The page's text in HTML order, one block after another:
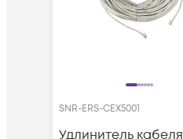
SNR-ERS-CEX5001
Удлинитель кабеля